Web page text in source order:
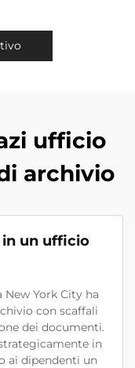
ufficio
archivio
un ufficio
York City ha
con scaffali
dei documenti.
in
ai dipendenti un